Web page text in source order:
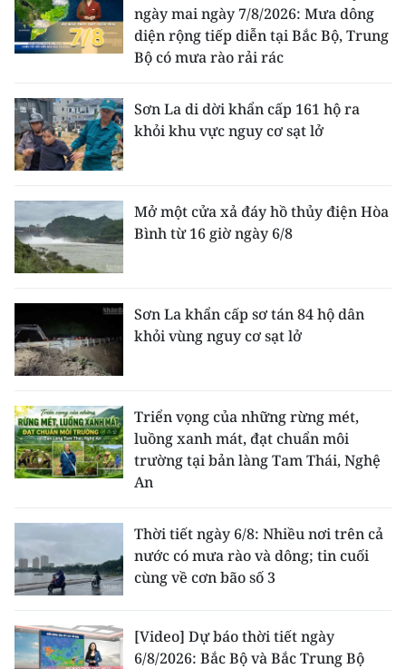
ngày mai ngày 7/8/2026: Mưa dông
diện rộng tiếp diễn tại Bắc Bộ, Trung
Bộ có mưa rào rải rác
Sơn La di dời khẩn cấp 161 hộ ra
khỏi khu vực nguy cơ sạt lở
Mở một cửa xả đáy hồ thủy điện Hòa
Bình từ 16 giờ ngày 6/8
Sơn La khẩn cấp sơ tán 84 hộ dân
khỏi vùng nguy cơ sạt lở
Triển vọng của những rừng mét,
luồng xanh mát, đạt chuẩn môi
trường tại bản làng Tam Thái, Nghệ
An
Thời tiết ngày 6/8: Nhiều nơi trên cả
nước có mưa rào và dông; tin cuối
cùng về cơn bão số 3
[Video] Dự báo thời tiết ngày
6/8/2026: Bắc Bộ và Bắc Trung Bộ